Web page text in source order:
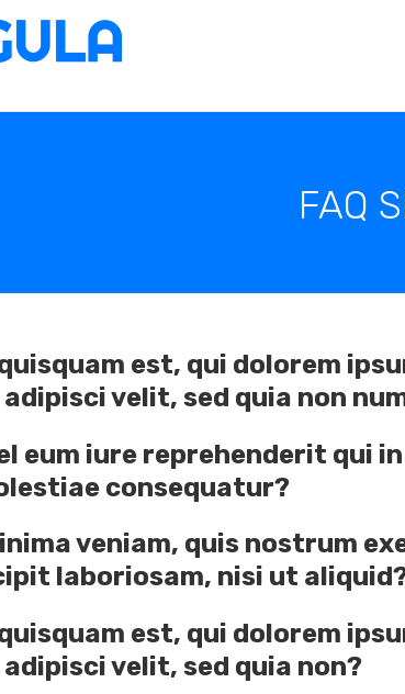
FAQ
est, qui dolorem
velit, sed quia non
eum iure reprehenderit qui
consequatur?
veniam, quis nostrum
laboriosam, nisi ut
est, qui dolorem
velit, sed quia non?